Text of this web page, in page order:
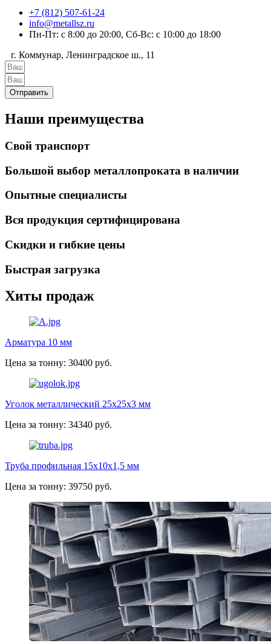
+7 (812) 507-61-24
info@metallsz.ru
Пн-Пт: с 8:00 до 20:00, Сб-Вс: с 10:00 до 18:00
г. Коммунар, Ленинградское ш., 11
Отправить
Наши преимущества
Свой транспорт
Большой выбор металлопроката в наличии
Опытные специалисты
Вся продукция сертифицирована
Скидки и гибкие цены
Быстрая загрузка
Хиты продаж
Арматура 10 мм
Цена за тонну: 30400 руб.
Уголок металлический 25х25х3 мм
Цена за тонну: 34340 руб.
Труба профильная 15х10х1,5 мм
Цена за тонну: 39750 руб.